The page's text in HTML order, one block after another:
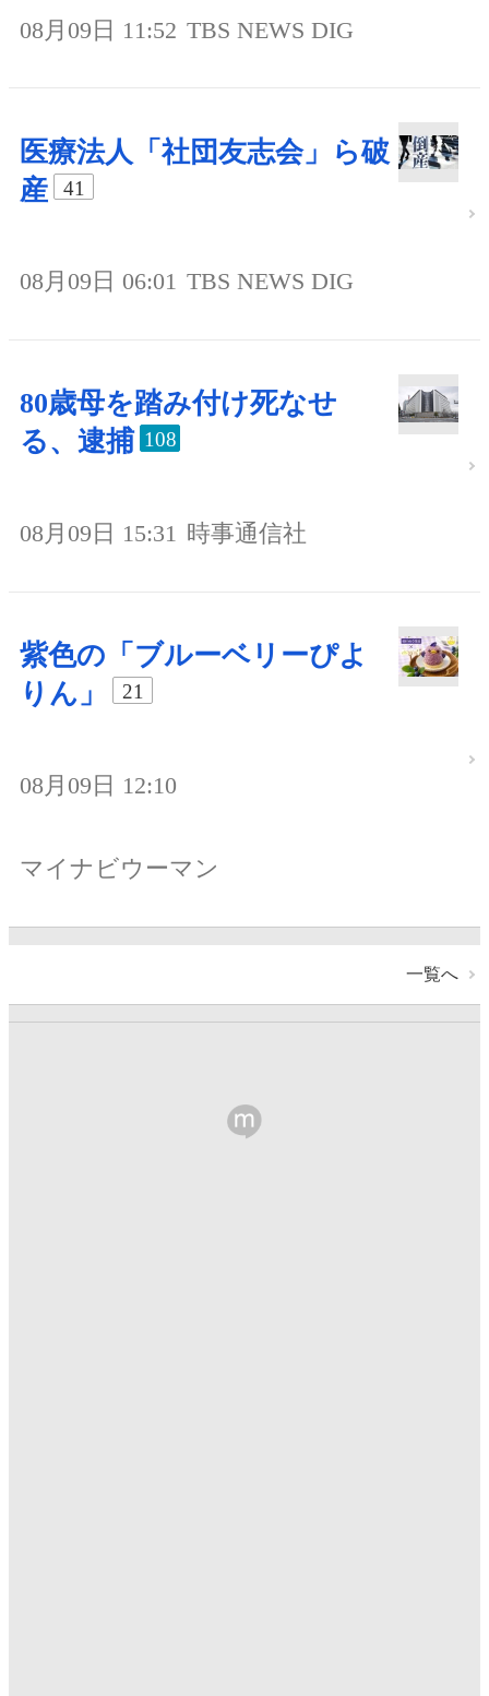
08月09日 11:52 TBS NEWS DIG
医療法人「社団友志会」ら破
産
41
08月09日 06:01 TBS NEWS DIG
80歳母を踏み付け死なせ
る、逮捕 108
08月09日 15:31 時事通信社
紫色の「ブルーベリーぴよ
りん」
21
08月09日 12:10
マイナビウーマン
一覧へ